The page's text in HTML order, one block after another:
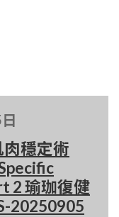
穩定術
2 瑜珈復健
20250905